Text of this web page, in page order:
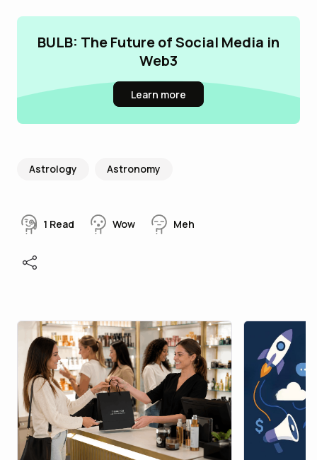
BULB: The Future of Social Media in
Web3
Learn more
Astrology Astronomy
1 Read Wow Meh